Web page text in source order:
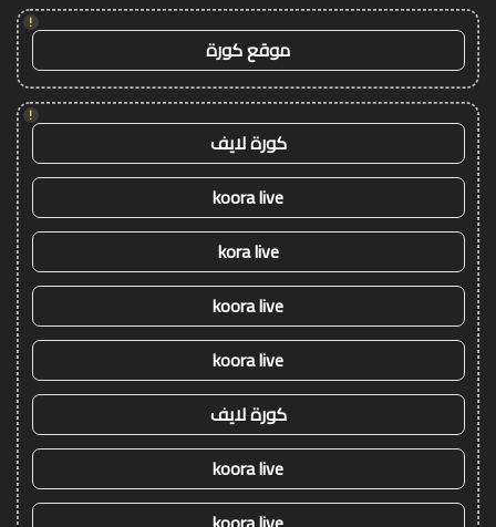
!
موقع كورة
!
كورة لايف
koora live
kora live
koora live
koora live
كورة لايف
koora live